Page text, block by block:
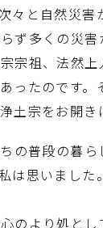
と自然災
多くの災害
祖、法然
ったのです
宗をお開き
の普段の暮
は思いまし
より処と